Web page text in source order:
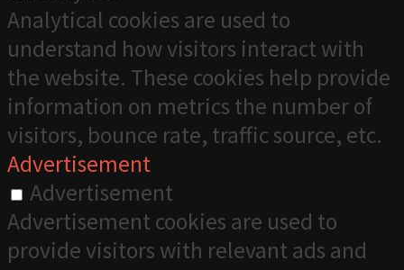
Analytical cookies are used to
understand how visitors interact with
the website. These cookies help provide
information on metrics the number of
visitors, bounce rate, traffic source, etc.
Advertisement
Advertisement
Advertisement cookies are used to
provide visitors with relevant ads and